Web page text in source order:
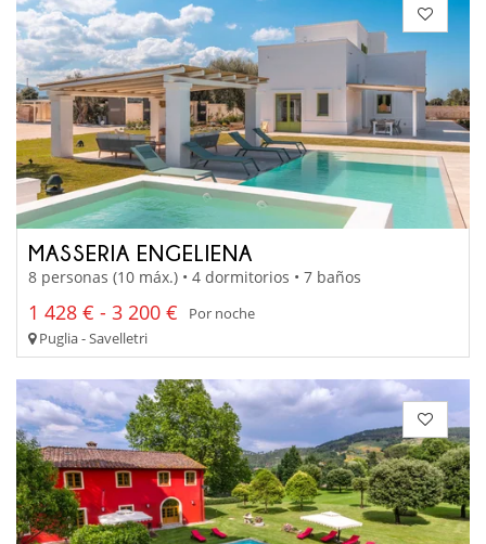
MASSERIA ENGELIENA
8 personas (10 máx.) • 4 dormitorios • 7 baños
1 428 € - 3 200 €
Por noche
Puglia - Savelletri